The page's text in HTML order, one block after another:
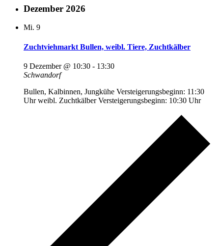
Dezember 2026
Mi. 9
Zuchtviehmarkt Bullen, weibl. Tiere, Zuchtkälber
9 Dezember @ 10:30 - 13:30
Schwandorf
Bullen, Kalbinnen, Jungkühe Versteigerungsbeginn: 11:30
Uhr weibl. Zuchtkälber Versteigerungsbeginn: 10:30 Uhr